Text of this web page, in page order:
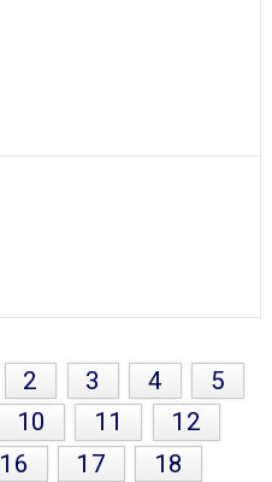
2 3 4
5
10 11
12
16 17 18